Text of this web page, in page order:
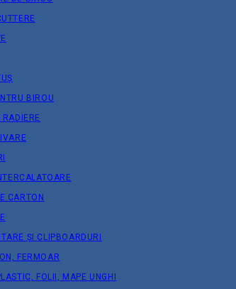
BIROU
CARTON
ȘI CLIPBOARDURI
FERMOAR
FOLII, MAPE UNGHI